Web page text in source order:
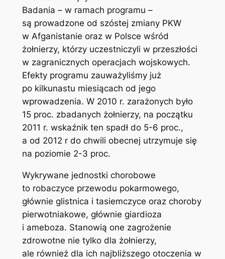
Badania – w ramach programu –
są prowadzone od szóstej zmiany PKW
w Afganistanie oraz w Polsce wśród
żołnierzy, którzy uczestniczyli w przeszłości
w zagranicznych operacjach wojskowych.
Efekty programu zauważyliśmy już
po kilkunastu miesiącach od jego
wprowadzenia. W 2010 r. zarażonych było
15 proc. zbadanych żołnierzy, na początku
2011 r. wskaźnik ten spadł do 5-6 proc.,
a od 2012 r do chwili obecnej utrzymuje się
na poziomie 2-3 proc.
Wykrywane jednostki chorobowe
to robaczyce przewodu pokarmowego,
głównie glistnica i tasiemczyce oraz choroby
pierwotniakowe, głównie giardioza
i ameboza. Stanowią one zagrożenie
zdrowotne nie tylko dla żołnierzy,
ale również dla ich najbliższego otoczenia w